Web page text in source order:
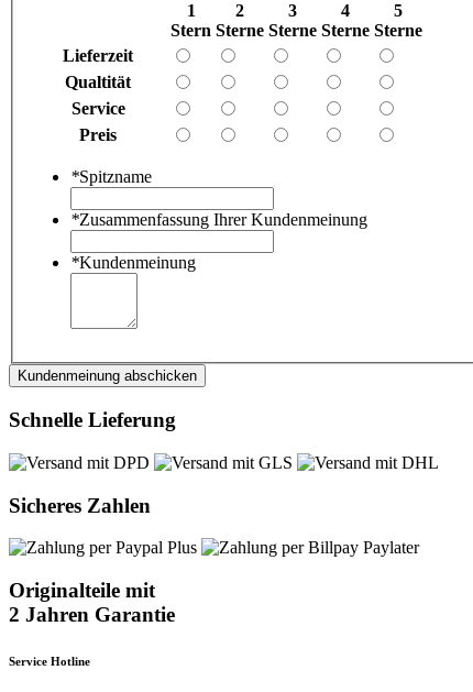
1
Stern
2
Sterne
3
Sterne
4
Sterne
5
Sterne
Lieferzeit
Qualtität
Service
Preis
*Spitzname
*Zusammenfassung Ihrer Kundenmeinung
*Kundenmeinung
Kundenmeinung abschicken
Schnelle Lieferung
Sicheres Zahlen
Originalteile mit
2 Jahren Garantie
Service Hotline